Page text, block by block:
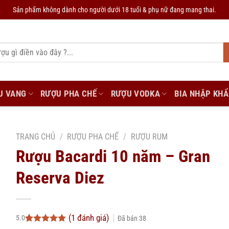
Sản phẩm không dành cho người dưới 18 tuổi & phụ nữ đang mang thai.
VANG RƯỢU PHA CHẾ RƯỢU VODKA BIA NHẬP
TRANG CHỦ / RƯỢU PHA CHẾ / RƯỢU RUM
Rượu Bacardi 10 năm – Gran
Reserva Diez
5.0
(1 đánh giá) Đã bán 38